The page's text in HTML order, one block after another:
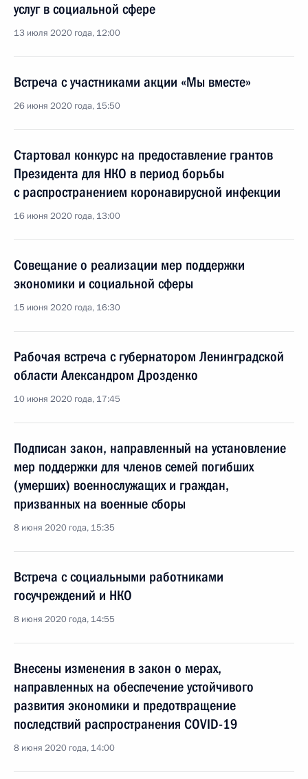
услуг в социальной сфере
13 июля 2020 года, 12:00
Встреча с участниками акции «Мы вместе»
26 июня 2020 года, 15:50
Стартовал конкурс на предоставление грантов
Президента для НКО в период борьбы
с распространением коронавирусной инфекции
16 июня 2020 года, 13:00
Совещание о реализации мер поддержки
экономики и социальной сферы
15 июня 2020 года, 16:30
Рабочая встреча с губернатором Ленинградской
области Александром Дрозденко
10 июня 2020 года, 17:45
Подписан закон, направленный на установление
мер поддержки для членов семей погибших
(умерших) военнослужащих и граждан,
призванных на военные сборы
8 июня 2020 года, 15:35
Встреча с социальными работниками
госучреждений и НКО
8 июня 2020 года, 14:55
Внесены изменения в закон о мерах,
направленных на обеспечение устойчивого
развития экономики и предотвращение
последствий распространения COVID-19
8 июня 2020 года, 14:00